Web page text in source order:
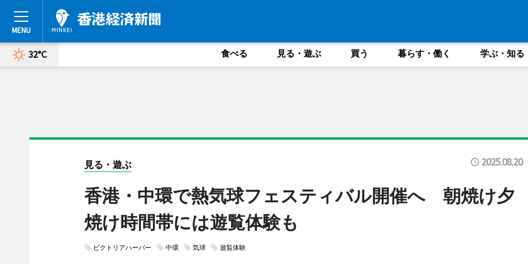
32°C 食べる 見る・遊ぶ 買う 暮らす・働く 学ぶ・知る
見る・遊ぶ 2025.08.20
香港・中環で熱気球フェスティバル開催へ 朝焼け夕
焼け時間帯には遊覧体験も
ビクトリアハーバー 中環 気球 遊覧体験